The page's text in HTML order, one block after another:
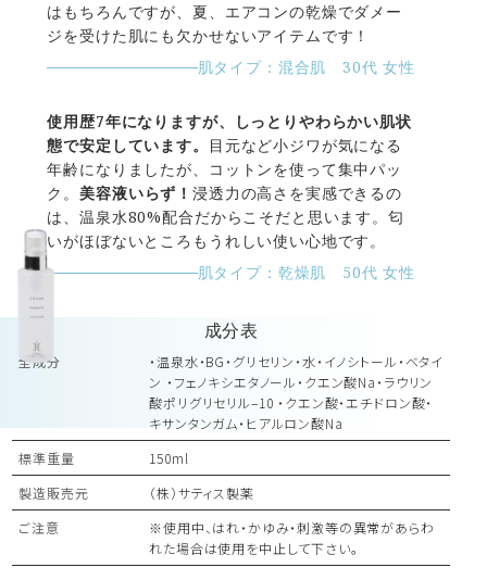
はもちろんですが、夏、エアコンの乾燥でダメー
ジを受けた肌にも欠かせないアイテムです！
肌タイプ：混合肌 30代 女性
使用歴7年になりますが、しっとりやわらかい肌状
態で安定しています。
目元など小ジワが気になる
年齢になりましたが、コットンを使って集中パッ
ク。美容液いらず！浸透力の高さを実感できるの
は、温泉水80%配合だからこそだと思います。匂
いがほぼないところもうれしい使い心地です。
肌タイプ：乾燥肌 50代 女性
成分表
全成分
・温泉水・BG・グリセリン・水・イノシトール・ベタイ
ン ・フェノキシエタノール・クエン酸Na・ラウリン
酸ポリグリセリル–10 ・クエン酸・エチドロン酸・
キサンタンガム・ヒアルロン酸Na
標準重量
150ml
製造販売元
（株）サティス製薬
ご注意
※使用中、はれ・かゆみ・刺激等の異常があらわ
れた場合は使用を中止して下さい。